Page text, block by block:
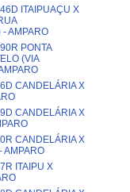
ITAIPUAÇU X
AMPARO
PONTA
(VIA
CANDELÁRIA X
CANDELÁRIA X
CANDELÁRIA X
AMPARO
ITAIPU X